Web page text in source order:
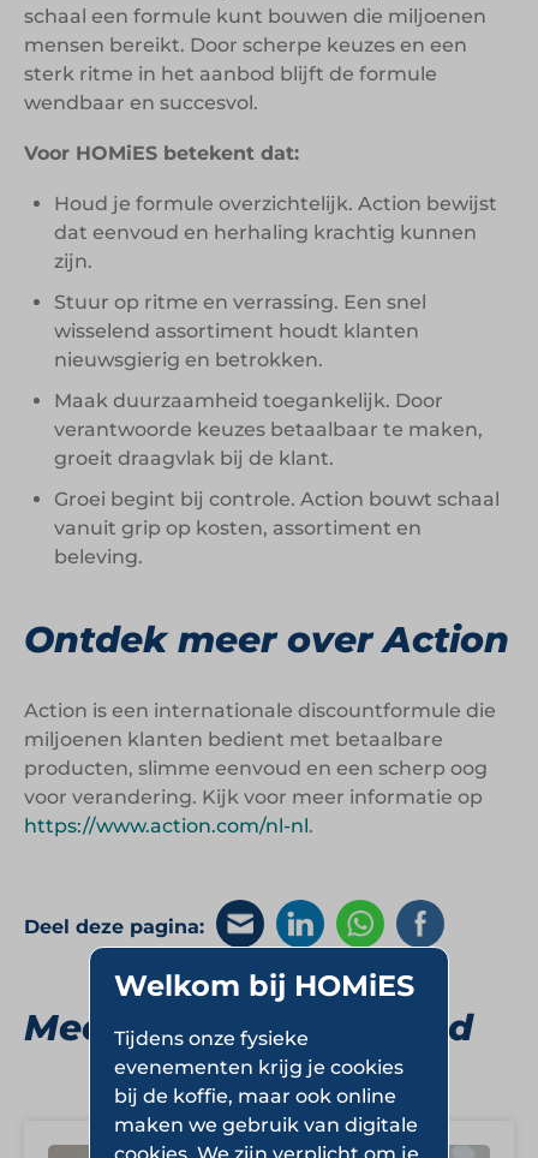
schaal een formule kunt bouwen die miljoenen
mensen bereikt. Door scherpe keuzes en een
sterk ritme in het aanbod blijft de formule
wendbaar en succesvol.
Voor HOMiES betekent dat:
Houd je formule overzichtelijk. Action bewijst
dat eenvoud en herhaling krachtig kunnen
zijn.
Stuur op ritme en verrassing. Een snel
wisselend assortiment houdt klanten
nieuwsgierig en betrokken.
Maak duurzaamheid toegankelijk. Door
verantwoorde keuzes betaalbaar te maken,
groeit draagvlak bij de klant.
Groei begint bij controle. Action bouwt schaal
vanuit grip op kosten, assortiment en
beleving.
Ontdek meer over Action
Action is een internationale discountformule die
miljoenen klanten bedient met betaalbare
producten, slimme eenvoud en een scherp oog
voor verandering. Kijk voor meer informatie op
https://www.action.com/nl-nl.
Deel deze pagina:
Meer Food in Non-Food
Welkom bij HOMiES
Tijdens onze fysieke
evenementen krijg je cookies
bij de koffie, maar ook online
maken we gebruik van digitale